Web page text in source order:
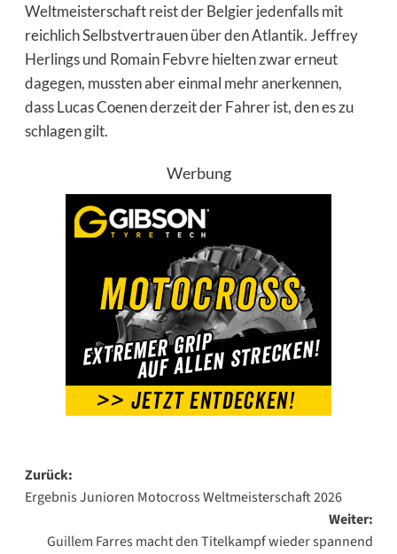
Weltmeisterschaft reist der Belgier jedenfalls mit
reichlich Selbstvertrauen über den Atlantik. Jeffrey
Herlings und Romain Febvre hielten zwar erneut
dagegen, mussten aber einmal mehr anerkennen,
dass Lucas Coenen derzeit der Fahrer ist, den es zu
schlagen gilt.
Werbung
Beitragsnavigation
Zurück:
Ergebnis Junioren Motocross Weltmeisterschaft 2026
Weiter:
Guillem Farres macht den Titelkampf wieder spannend